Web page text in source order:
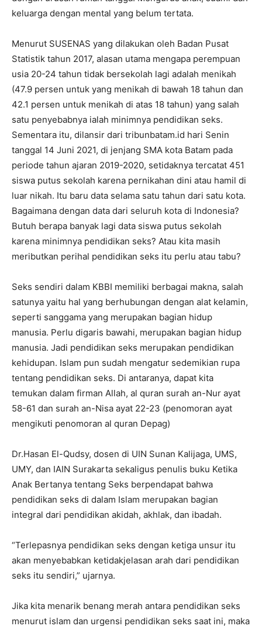
keluarga dengan mental yang belum tertata.
Menurut SUSENAS yang dilakukan oleh Badan Pusat
Statistik tahun 2017, alasan utama mengapa perempuan
usia 20-24 tahun tidak bersekolah lagi adalah menikah
(47.9 persen untuk yang menikah di bawah 18 tahun dan
42.1 persen untuk menikah di atas 18 tahun) yang salah
satu penyebabnya ialah minimnya pendidikan seks.
Sementara itu, dilansir dari tribunbatam.id hari Senin
tanggal 14 Juni 2021, di jenjang SMA kota Batam pada
periode tahun ajaran 2019-2020, setidaknya tercatat 451
siswa putus sekolah karena pernikahan dini atau hamil di
luar nikah. Itu baru data selama satu tahun dari satu kota.
Bagaimana dengan data dari seluruh kota di Indonesia?
Butuh berapa banyak lagi data siswa putus sekolah
karena minimnya pendidikan seks? Atau kita masih
meributkan perihal pendidikan seks itu perlu atau tabu?
Seks sendiri dalam KBBI memiliki berbagai makna, salah
satunya yaitu hal yang berhubungan dengan alat kelamin,
seperti sanggama yang merupakan bagian hidup
manusia. Perlu digaris bawahi, merupakan bagian hidup
manusia. Jadi pendidikan seks merupakan pendidikan
kehidupan. Islam pun sudah mengatur sedemikian rupa
tentang pendidikan seks. Di antaranya, dapat kita
temukan dalam firman Allah, al quran surah an-Nur ayat
58-61 dan surah an-Nisa ayat 22-23 (penomoran ayat
mengikuti penomoran al quran Depag)
Dr.Hasan El-Qudsy, dosen di UIN Sunan Kalijaga, UMS,
UMY, dan IAIN Surakarta sekaligus penulis buku Ketika
Anak Bertanya tentang Seks berpendapat bahwa
pendidikan seks di dalam Islam merupakan bagian
integral dari pendidikan akidah, akhlak, dan ibadah.
“Terlepasnya pendidikan seks dengan ketiga unsur itu
akan menyebabkan ketidakjelasan arah dari pendidikan
seks itu sendiri,” ujarnya.
Jika kita menarik benang merah antara pendidikan seks
menurut islam dan urgensi pendidikan seks saat ini, maka